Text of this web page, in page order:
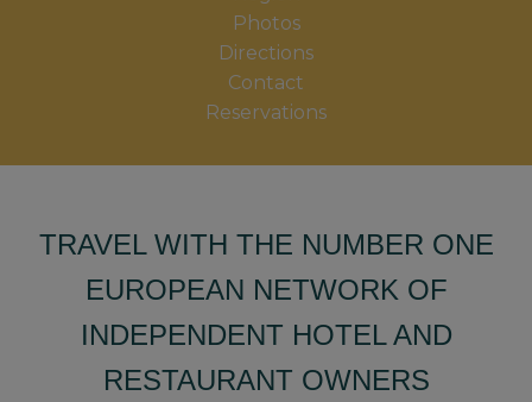
Photos
Directions
Contact
Reservations
TRAVEL WITH THE NUMBER ONE
EUROPEAN NETWORK OF
INDEPENDENT HOTEL AND
RESTAURANT OWNERS